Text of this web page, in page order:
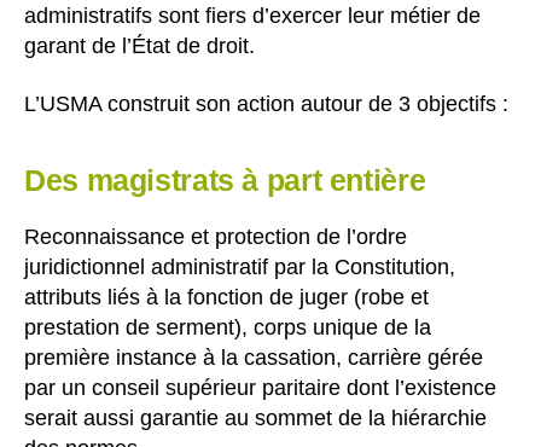
administratifs sont fiers d’exercer leur métier de
garant de l’État de droit.
L’USMA construit son action autour de 3 objectifs :
Des magistrats à part entière
Reconnaissance et protection de l’ordre
juridictionnel administratif par la Constitution,
attributs liés à la fonction de juger (robe et
prestation de serment), corps unique de la
première instance à la cassation, carrière gérée
par un conseil supérieur paritaire dont l’existence
serait aussi garantie au sommet de la hiérarchie